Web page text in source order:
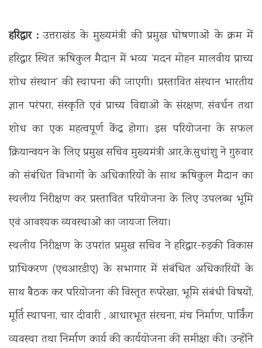
हरिद्वार : उत्तराखंड के मुख्यमंत्री की प्रमुख घोषणाओं के क्रम में
हरिद्वार स्थित ऋषिकुल मैदान में भव्य ‘मदन मोहन मालवीय प्राच्य
शोध संस्थान’ की स्थापना की जाएगी। प्रस्तावित संस्थान भारतीय
ज्ञान परंपरा, संस्कृति एवं प्राच्य विद्याओं के संरक्षण, संवर्धन तथा
शोध का एक महत्वपूर्ण केंद्र होगा। इस परियोजना के सफल
क्रियान्वयन के लिए प्रमुख सचिव मुख्यमंत्री आर.के.सुधांशु ने गुरुवार
को संबंधित विभागों के अधिकारियों के साथ ऋषिकुल मैदान का
स्थलीय निरीक्षण कर प्रस्तावित परियोजना के लिए उपलब्ध भूमि
एवं आवश्यक व्यवस्थाओं का जायजा लिया।
स्थलीय निरीक्षण के उपरांत प्रमुख सचिव ने हरिद्वार-रुड़की विकास
प्राधिकरण (एचआरडीए) के सभागार में संबंधित अधिकारियों के
साथ बैठक कर परियोजना की विस्तृत रूपरेखा, भूमि संबंधी विषयों,
मूर्ति स्थापना, चार दीवारी , आधारभूत संरचना, मंच निर्माण, पार्किंग
व्यवस्था तथा निर्माण कार्य की कार्ययोजना की समीक्षा की। उन्होंने